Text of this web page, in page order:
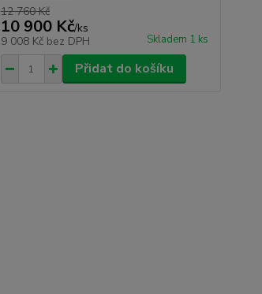
12 760 Kč
10 900 Kč/ks
9 008 Kč bez DPH Skladem 1 ks
Přidat do košíku